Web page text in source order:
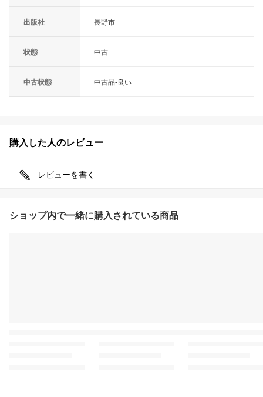
出版社 長野市
状態 中古
中古状態 中古品-良い
購入した人のレビュー
レビューを書く
ショップ内で一緒に購入されている商品